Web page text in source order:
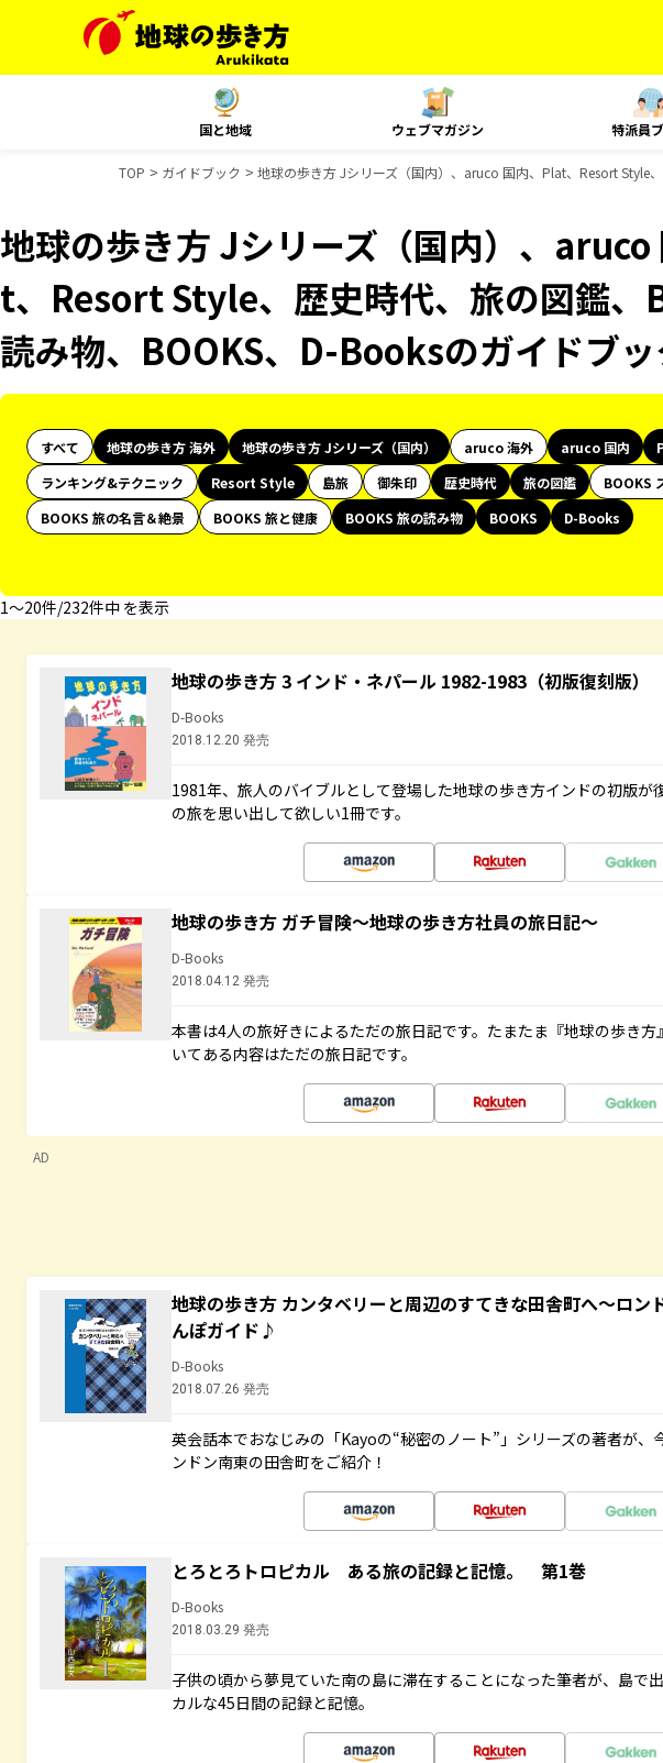
国と地域 ウェブマガジン 特派員
TOP ガイドブック 地球の歩き方 Jシリーズ（国内）、aruco 国内、Plat、Resort Style
地球の歩き方 Jシリーズ（国内）、
t、Resort Style、歴史時代、旅の図鑑、
読み物、BOOKS、D-Booksのガイドブ
すべて 地球の歩き方 海外 地球の歩き方 Jシリーズ（国内） aruco 海外 aruco 国内
ランキング&テクニック
Resort Style 島旅 御朱印 歴史時代 旅の図鑑
BOOKS
BOOKS 旅の名言＆絶景
BOOKS 旅と健康 BOOKS 旅の読み物 BOOKS
D-Books
1〜20件/232件中 を表示
地球の歩き方 3 インド・ネパール 1982-1983（初版復刻版）
D-Books
2018.12.20 発売
1981年、旅人のバイブルとして登場した地球の歩き方インドの初版
の旅を思い出して欲しい1冊です。
地球の歩き方 ガチ冒険～地球の歩き方社員の旅日記～
D-Books
2018.04.12 発売
本書は4人の旅好きによるただの旅日記です。たまたま『地球の歩き
いてある内容はただの旅日記です。
AD
地球の歩き方 カンタベリーと周辺のすてきな田舎町へ～ロン
んぽガイド♪
D-Books
2018.07.26 発売
英会話本でおなじみの「Kayoの“秘密のノート”」シリーズの著者が、
ンドン南東の田舎町をご紹介！
とろとろトロピカル ある旅の記録と記憶。 第1巻
D-Books
2018.03.29 発売
子供の頃から夢見ていた南の島に滞在することになった筆者が、島で
カルな45日間の記録と記憶。